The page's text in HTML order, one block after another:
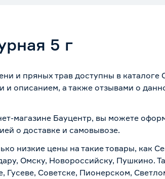
5 г
и пряных трав доступны в каталоге
и описанием, а также отзывами о
магазине Бауцентр, вы можете
о доставке и самовывозе.
низкие цены на такие товары, как
Омску, Новороссийску, Пушкино.
Гусеве, Советске, Пионерском,